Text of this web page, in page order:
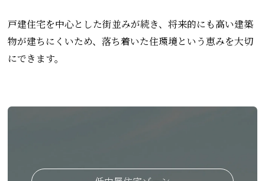
戸建住宅を中心とした街並みが続き、将来的にも高い建築
物が建ちにくいため、落ち着いた住環境という恵みを大切
にできます。